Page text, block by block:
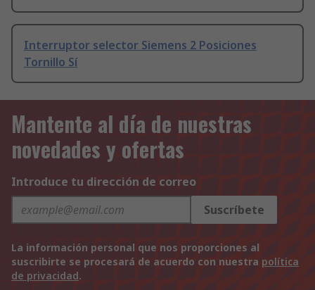
Interruptor selector Siemens 2 Posiciones
Tornillo Sí
Mantente al día de nuestras
novedades y ofertas
Introduce tu dirección de correo
Suscríbete
La información personal que nos proporciones al
suscribirte se procesará de acuerdo con nuestra política
de privacidad.